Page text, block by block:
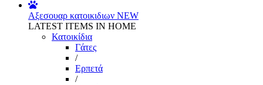
Αξεσουαρ κατοικιδιων NEW
LATEST ITEMS IN HOME
Κατοικίδια
Γάτες
/
Ερπετά
/